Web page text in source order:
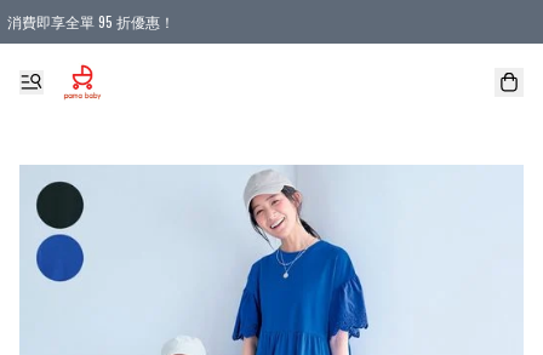
消費即享全單 95 折優惠！
購物滿 HKD 900.00即享免運費優惠！（適用於 本地送貨、本地取貨 )